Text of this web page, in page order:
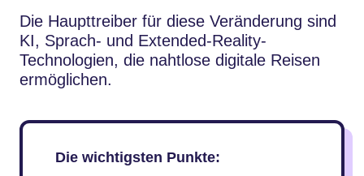
Die Haupttreiber für diese Veränderung sind
KI, Sprach- und Extended-Reality-
Technologien, die nahtlose digitale Reisen
ermöglichen.
Die wichtigsten Punkte: